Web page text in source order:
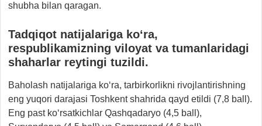
shubha bilan qaragan.
Tadqiqot natijalariga ko‘ra,
respublikamizning viloyat va tumanlaridagi
shaharlar reytingi tuzildi.
Baholash natijalariga ko‘ra, tarbirkorlikni rivojlantirishning
eng yuqori darajasi Toshkent shahrida qayd etildi (7,8 ball).
Eng past ko‘rsatkichlar Qashqadaryo (4,5 ball),